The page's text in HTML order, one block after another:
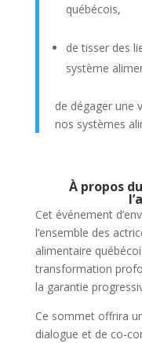
québécois,
de tisser des
système
de dégager une
nos systèmes
À propos
Cet événement
l’ensemble des
alimentaire
transformation
la garantie
Ce sommet offrira
dialogue et de co-